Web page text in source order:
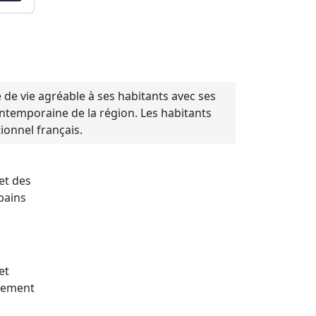
vie agréable à ses habitants avec ses
de la région. Les habitants
français.
des